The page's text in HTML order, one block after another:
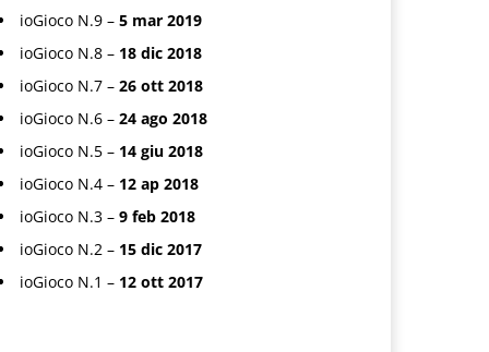
ioGioco N.9 – 5 mar 2019
ioGioco N.8 – 18 dic 2018
ioGioco N.7 – 26 ott 2018
ioGioco N.6 – 24 ago 2018
ioGioco N.5 – 14 giu 2018
ioGioco N.4 – 12 ap 2018
ioGioco N.3 – 9 feb 2018
ioGioco N.2 – 15 dic 2017
ioGioco N.1 – 12 ott 2017